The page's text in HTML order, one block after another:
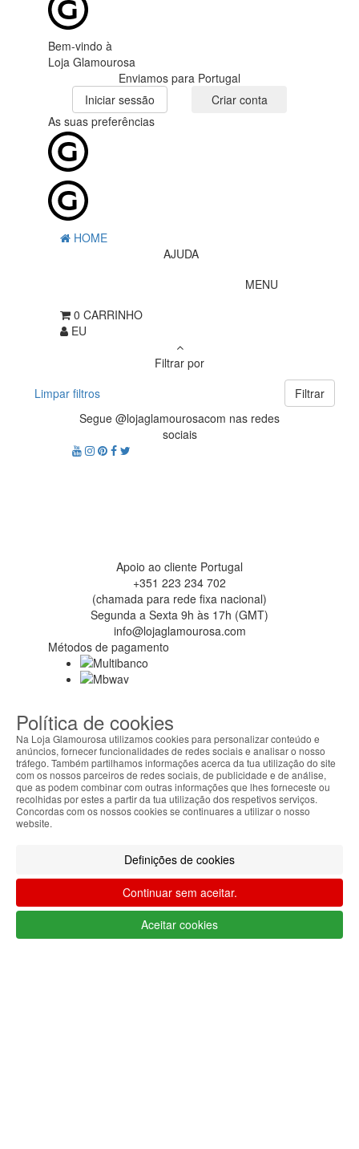
Bem-vindo à
Loja Glamourosa
Enviamos para Portugal
Iniciar sessão
Criar conta
As suas preferências
HOME
AJUDA
MENU
0 CARRINHO
EU
Filtrar por
Limpar filtros
Filtrar
Segue @lojaglamourosacom nas redes
sociais
Apoio ao cliente Portugal
+351 223 234 702
(chamada para rede fixa nacional)
Segunda a Sexta 9h às 17h (GMT)
info@lojaglamourosa.com
Métodos de pagamento
Política de cookies
Na Loja Glamourosa utilizamos cookies para personalizar conteúdo e
anúncios, fornecer funcionalidades de redes sociais e analisar o nosso
tráfego. Também partilhamos informações acerca da tua utilização do site
com os nossos parceiros de redes sociais, de publicidade e de análise,
que as podem combinar com outras informações que lhes forneceste ou
recolhidas por estes a partir da tua utilização dos respetivos serviços.
Concordas com os nossos cookies se continuares a utilizar o nosso
website.
Definições de cookies
Continuar sem aceitar.
Aceitar cookies